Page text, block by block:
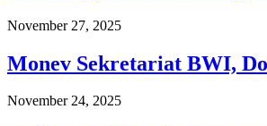
November 27, 2025
Monev Sekretariat BWI,
November 24, 2025